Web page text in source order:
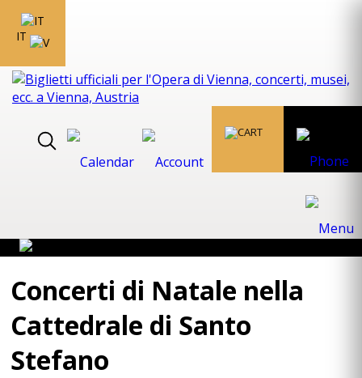
IT
Concerti di Natale nella
Cattedrale di Santo
Stefano